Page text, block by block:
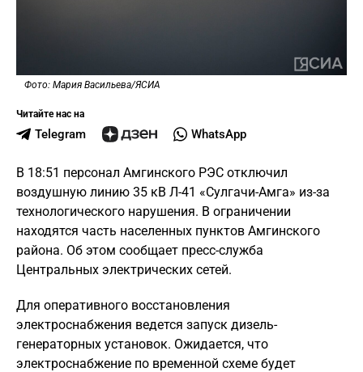
Фото: Мария Васильева/ЯСИА
Читайте нас на
Telegram WhatsApp
В 18:51 персонал Амгинского РЭС отключил
воздушную линию 35 кВ Л-41 «Сулгачи-Амга» из-за
технологического нарушения. В ограничении
находятся часть населенных пунктов Амгинского
района. Об этом сообщает пресс-служба
Центральных электрических сетей.
Для оперативного восстановления
электроснабжения ведется запуск дизель-
генераторных установок. Ожидается, что
электроснабжение по временной схеме будет